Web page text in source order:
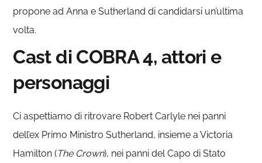
propone ad Anna e Sutherland di candidarsi un’ultima
volta.
Cast di COBRA 4, attori e
personaggi
Ci aspettiamo di ritrovare Robert Carlyle nei panni
dell’ex Primo Ministro Sutherland, insieme a Victoria
Hamilton (The Crown), nei panni del Capo di Stato